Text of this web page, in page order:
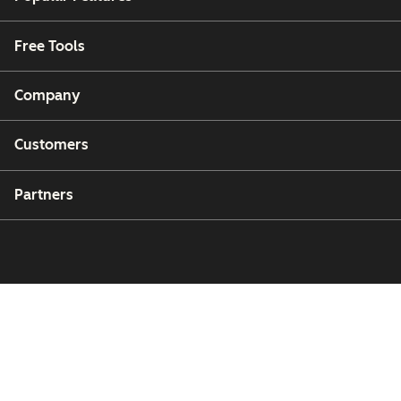
Free Tools
Company
Customers
Partners